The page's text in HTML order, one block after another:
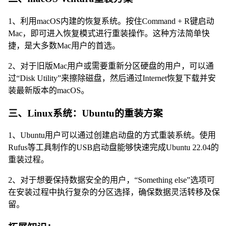
1、利用macOS内建的恢复系统。按住Command + R键启动
Mac，即可进入恢复模式进行重装操作。这种方法简单快
捷，是大多数Mac用户的首选。
2、对于旧版Mac用户或需要重新分区硬盘的用户，可以通
过“Disk Utility”来擦除磁盘，然后通过Internet恢复下载并安
装最新版本的macOS。
三、Linux系统：Ubuntu的重装方案
1、Ubuntu用户可以通过创建启动盘的方式重装系统。使用
Rufus等工具制作的USB启动盘能够快速完成Ubuntu 22.04的
重装过程。
2、对于想要保持数据安全的用户，“Something else”选项可
在安装过程中执行复杂的分区选择，确保数据灵活转移及保
留。